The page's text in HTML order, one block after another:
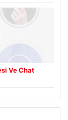
Ve Chat